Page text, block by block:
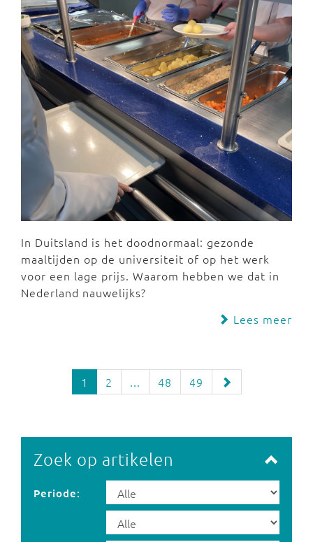
In Duitsland is het doodnormaal: gezonde
maaltijden op de universiteit of op het werk
voor een lage prijs. Waarom hebben we dat in
Nederland nauwelijks?
Lees meer
1 2 ... 48 49
Zoek op artikelen
Periode: